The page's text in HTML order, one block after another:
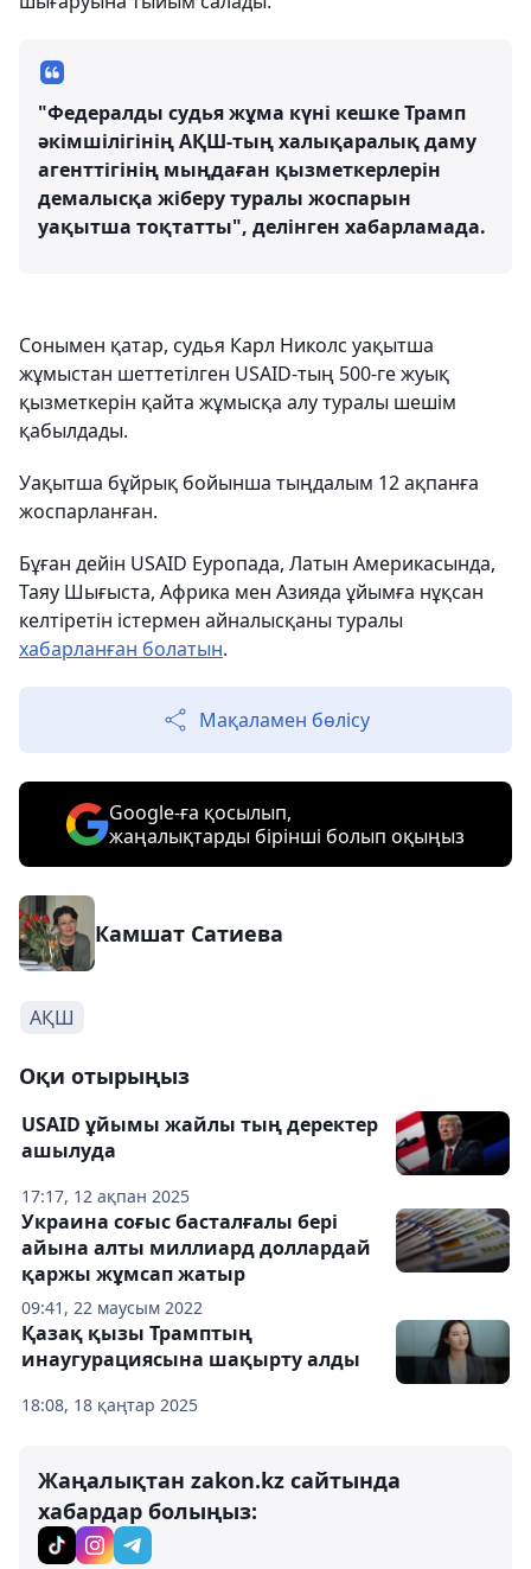
"Федералды судья жұма күні кешке Трамп
әкімшілігінің АҚШ-тың халықаралық даму
агенттігінің мыңдаған қызметкерлерін
демалысқа жіберу туралы жоспарын
уақытша тоқтатты", делінген хабарламада.
Сонымен қатар, судья Карл Николс уақытша
жұмыстан шеттетілген USAID-тың 500-ге жуық
қызметкерін қайта жұмысқа алу туралы шешім
қабылдады.
Уақытша бұйрық бойынша тыңдалым 12 ақпанға
жоспарланған.
Бұған дейін USAID Еуропада, Латын Америкасында,
Таяу Шығыста, Африка мен Азияда ұйымға нұқсан
келтіретін істермен айналысқаны туралы
хабарланған болатын.
Мақаламен бөлісу
Google-ға қосылып,
жаңалықтарды бірінші болып оқыңыз
Камшат Сатиева
АҚШ
Оқи отырыңыз
17:17, 12 ақпан 2025
USAID ұйымы жайлы тың деректер
ашылуда
09:41, 22 маусым 2022
Украина соғыс басталғалы бері
айына алты миллиард доллардай
қаржы жұмсап жатыр
18:08, 18 қаңтар 2025
Қазақ қызы Трамптың
инаугурациясына шақырту алды
Жаңалықтан zakon.kz сайтында
хабардар болыңыз: